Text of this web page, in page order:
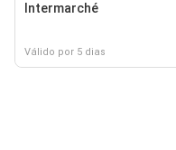
Intermarché
Válido por 5 dias